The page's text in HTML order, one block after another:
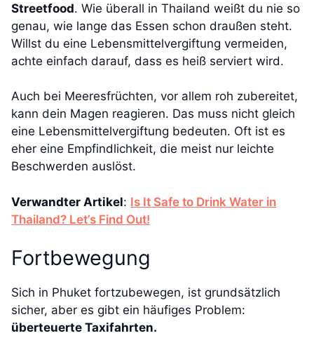
Streetfood. Wie überall in Thailand weißt du nie so
genau, wie lange das Essen schon draußen steht.
Willst du eine Lebensmittelvergiftung vermeiden,
achte einfach darauf, dass es heiß serviert wird.
Auch bei Meeresfrüchten, vor allem roh zubereitet,
kann dein Magen reagieren. Das muss nicht gleich
eine Lebensmittelvergiftung bedeuten. Oft ist es
eher eine Empfindlichkeit, die meist nur leichte
Beschwerden auslöst.
Verwandter Artikel: Is It Safe to Drink Water in
Thailand? Let’s Find Out!
Fortbewegung
Sich in Phuket fortzubewegen, ist grundsätzlich
sicher, aber es gibt ein häufiges Problem:
überteuerte Taxifahrten.